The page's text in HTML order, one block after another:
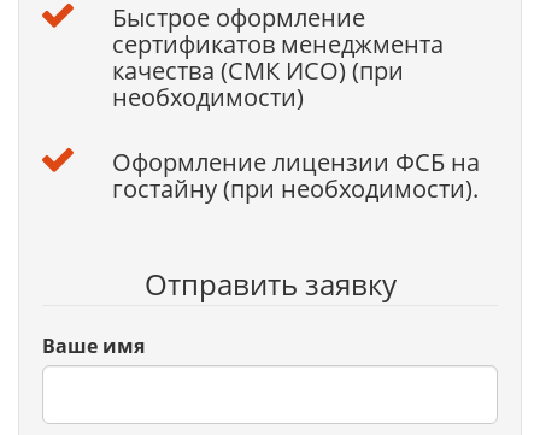
Быстрое оформление
сертификатов менеджмента
качества (СМК ИСО) (при
необходимости)
Оформление лицензии ФСБ на
гостайну (при необходимости).
Отправить заявку
Ваше имя